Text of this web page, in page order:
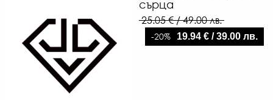
сърца
25.05 € / 49.00 лв.
-20% 19.94 € / 39.00 лв.